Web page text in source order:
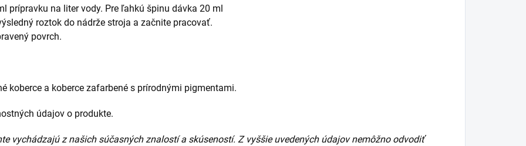
prípravku na liter vody. Pre ľahkú špinu dávka 20 ml
roztok do nádrže stroja a začnite pracovať.
povrch.
koberce a koberce zafarbené s prírodnými pigmentami.
údajov o produkte.
vychádzajú z našich súčasných znalostí a skúseností. Z vyššie uvedených údajov nemôžno odvodiť